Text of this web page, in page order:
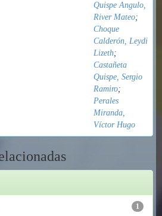
Quispe Angulo,
River Mateo;
Choque
Calderón, Leydi
Lizeth;
Castañeta
Quispe, Sergio
Ramiro;
Perales
Miranda,
Víctor Hugo
1